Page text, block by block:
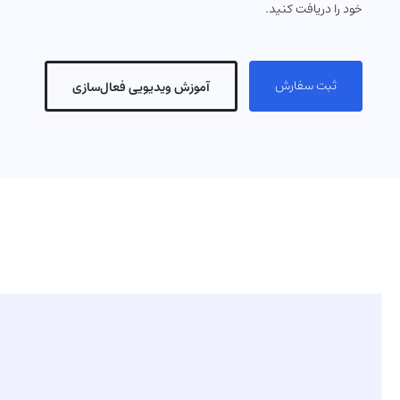
برایخرید گیفت کارت آمازون
ثبت سفارش آموزش ویدیویی فعال‌سازی